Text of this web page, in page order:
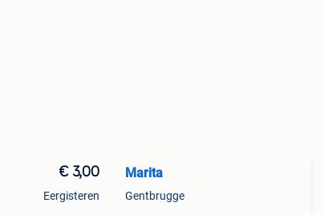
€ 3,00
Eergisteren
Marita
Gentbrugge